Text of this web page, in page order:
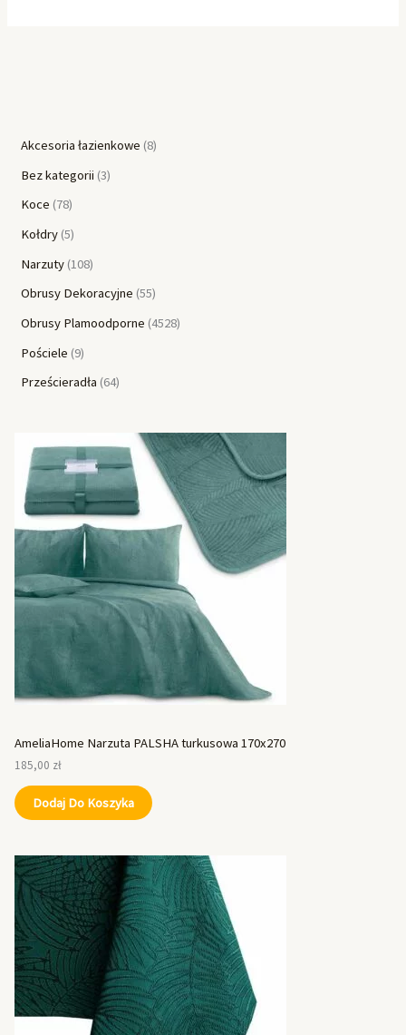
Akcesoria łazienkowe 8
Bez kategorii 3
Koce 78
Kołdry 5
Narzuty 108
Obrusy Dekoracyjne 55
Obrusy Plamoodporne 4528
Pościele 9
Prześcieradła 64
AmeliaHome Narzuta PALSHA turkusowa 170x270
185,00 zł
Dodaj Do Koszyka